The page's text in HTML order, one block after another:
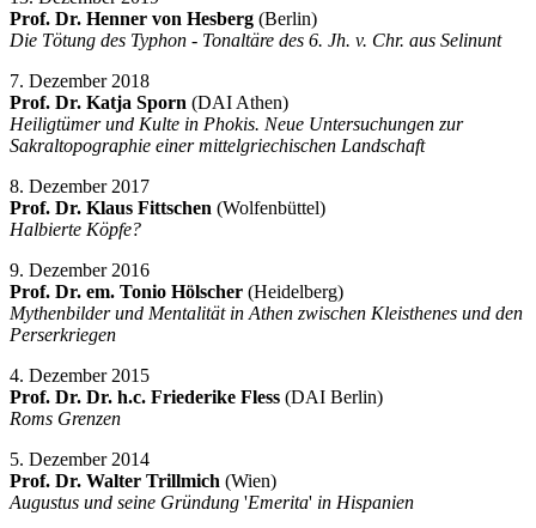
Prof. Dr. Henner von Hesberg (Berlin)
Die Tötung des Typhon - Tonaltäre des 6. Jh. v. Chr. aus Selinunt
7. Dezember 2018
Prof. Dr. Katja Sporn (DAI Athen)
Heiligtümer und Kulte in Phokis. Neue Untersuchungen zur
Sakraltopographie einer mittelgriechischen Landschaft
8. Dezember 2017
Prof. Dr. Klaus Fittschen (Wolfenbüttel)
Halbierte Köpfe?
9. Dezember 2016
Prof. Dr. em. Tonio Hölscher (Heidelberg)
Mythenbilder und Mentalität in Athen zwischen Kleisthenes und den
Perserkriegen
4. Dezember 2015
Prof. Dr. Dr. h.c. Friederike Fless (DAI Berlin)
Roms Grenzen
5. Dezember 2014
Prof. Dr. Walter Trillmich (Wien)
Augustus und seine Gründung 'Emerita' in Hispanien